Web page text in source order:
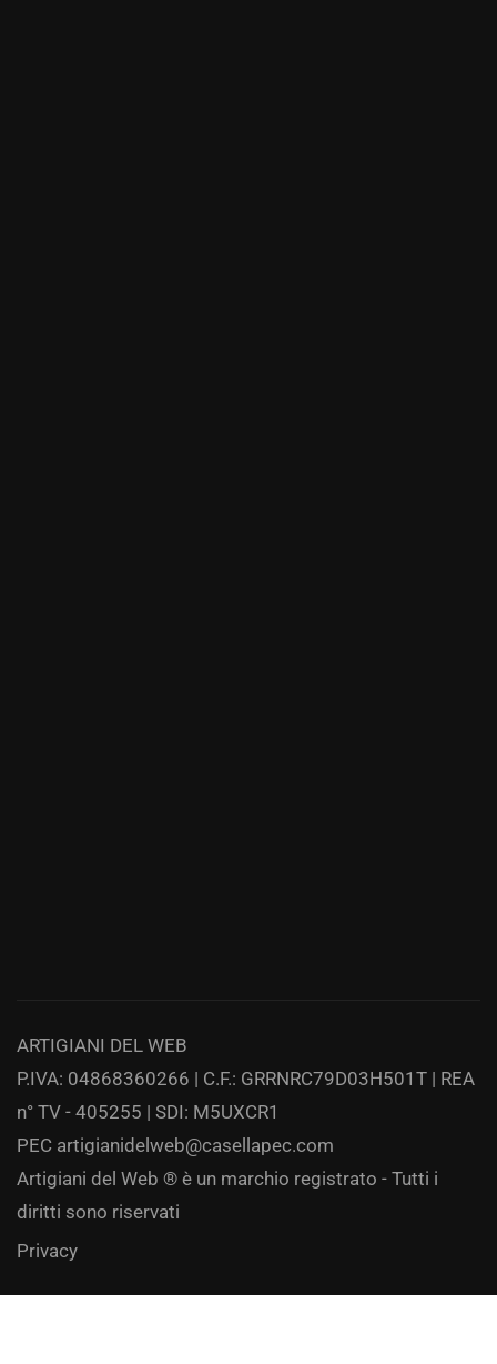
ARTIGIANI DEL WEB
P.IVA: 04868360266 | C.F.: GRRNRC79D03H501T | REA
n° TV - 405255 | SDI: M5UXCR1
PEC artigianidelweb@casellapec.com
Artigiani del Web ® è un marchio registrato - Tutti i
diritti sono riservati
Privacy